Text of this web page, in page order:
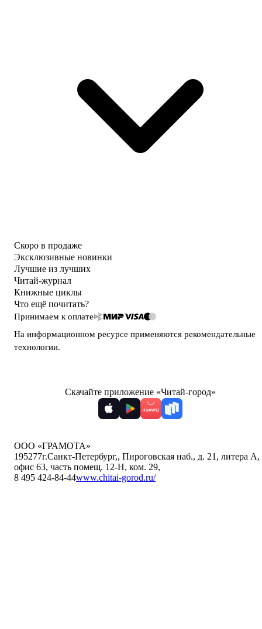
Скоро в продаже
Эксклюзивные новинки
Лучшие из лучших
Читай-журнал
Книжные циклы
Что ещё почитать?
Принимаем к оплате
На информационном ресурсе применяются рекомендательные
технологии.
Скачайте приложение «Читай-город»
ООО «ГРАМОТА»
195277г.Санкт-Петербург,, Пироговская наб., д. 21, литера А,
офис 63, часть помещ. 12-Н, ком. 29,
8 495 424-84-44www.chitai-gorod.ru/